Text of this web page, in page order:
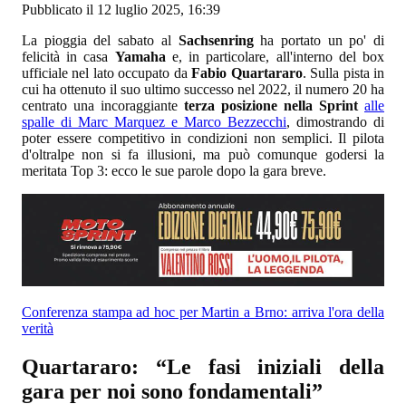
Pubblicato il 12 luglio 2025, 16:39
La pioggia del sabato al Sachsenringha portato un po' di
felicità in casa Yamaha e, in particolare, all'interno del box
ufficiale nel lato occupato daFabio Quartararo. Sulla pista in
cui ha ottenuto il suo ultimo successo nel 2022, il numero 20 ha
centrato una incoraggiante terza posizione nella Sprint alle
spalle di Marc Marquez e Marco Bezzecchi, dimostrando di
poter essere competitivo in condizioni non semplici. Il pilota
d'oltralpe non si fa illusioni, ma può comunque godersi la
meritata Top 3: ecco le sue parole dopo la gara breve.
Conferenza stampa ad hoc per Martin a Brno: arriva l'ora della
verità
Quartararo: “Le fasi iniziali della
gara per noi sono fondamentali”